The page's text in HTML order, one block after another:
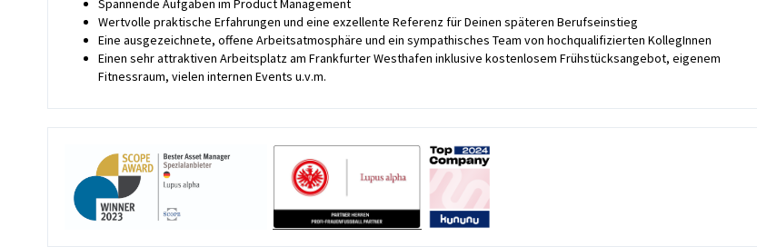
Spannende Aufgaben im Product Management
Wertvolle praktische Erfahrungen und eine exzellente Referenz für Deinen späteren Berufseinstieg
Eine ausgezeichnete, offene Arbeitsatmosphäre und ein sympathisches Team von hochqualifizierten KollegInnen
Einen sehr attraktiven Arbeitsplatz am Frankfurter Westhafen inklusive kostenlosem Frühstücksangebot, eigenem
Fitnessraum, vielen internen Events u.v.m.